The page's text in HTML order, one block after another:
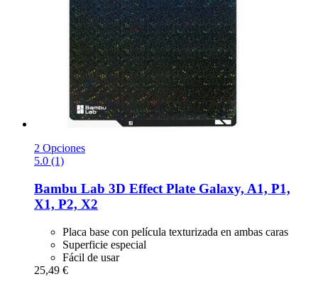
2 Opciones
5.0 (1)
Bambu Lab 3D Effect Plate Galaxy, A1, P1,
X1, P2, X2
Placa base con película texturizada en ambas caras
Superficie especial
Fácil de usar
25,49 €